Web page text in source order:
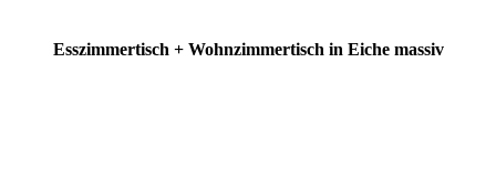
Esszimmertisch + Wohnzimmertisch in Eiche massiv